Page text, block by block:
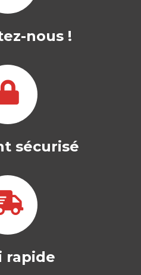
nous !
sécurisé
rapide